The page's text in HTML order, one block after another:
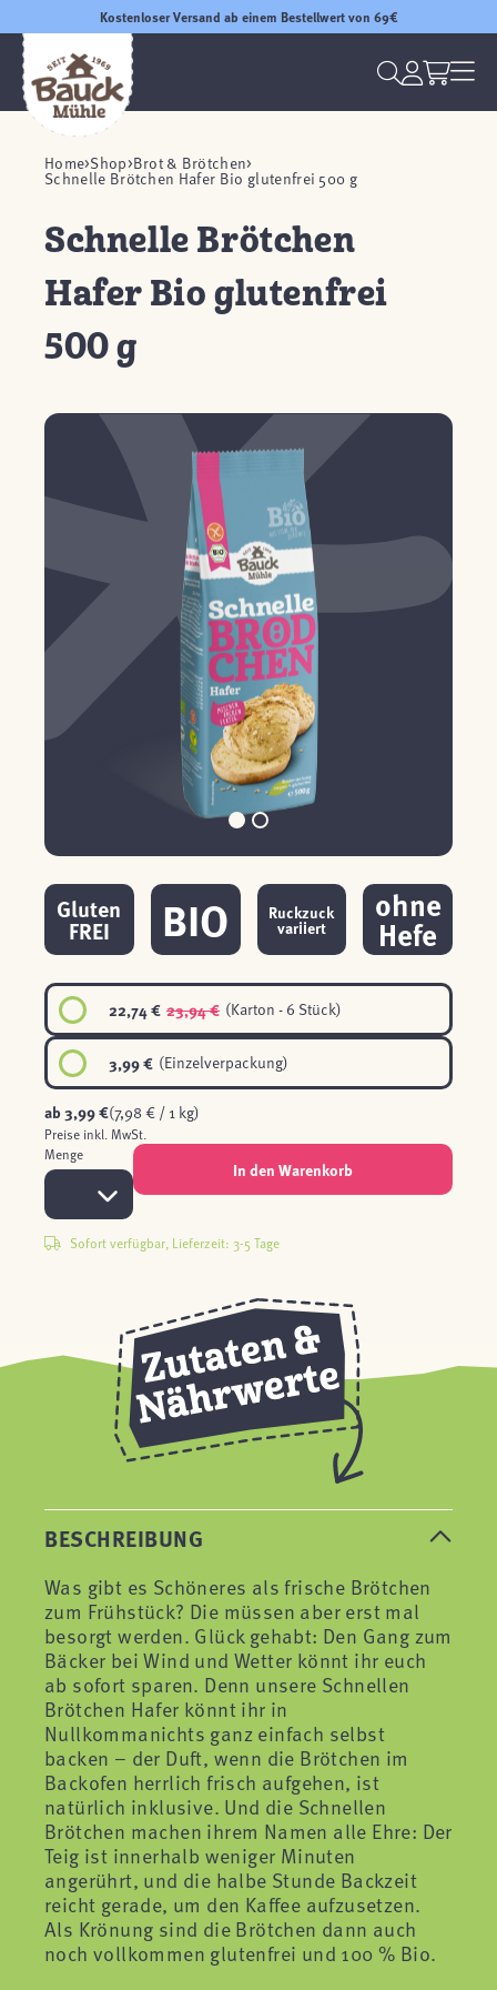
Kostenloser Versand ab einem Bestellwert von 69€
Home Shop Brot & Brötchen
Schnelle Brötchen Hafer Bio glutenfrei 500 g
Gluten
FREI BIO Ruckzuck
variiert
ohne
Hefe
Schnelle Brötchen
Hafer Bio glutenfrei
500 g
22,74 € 23,94 € (Karton - 6 Stück)
3,99 € (Einzelverpackung)
ab3,99 €(7,98 € / 1 kg)
Preise inkl. MwSt.
Menge
In den Warenkorb
Sofort verfügbar, Lieferzeit: 3-5 Tage
BESCHREIBUNG
Was gibt es Schöneres als frische Brötchen
zum Frühstück? Die müssen aber erst mal
besorgt werden. Glück gehabt: Den Gang zum
Bäcker bei Wind und Wetter könnt ihr euch
ab sofort sparen. Denn unsere Schnellen
Brötchen Hafer könnt ihr in
Nullkommanichts ganz einfach selbst
backen – der Duft, wenn die Brötchen im
Backofen herrlich frisch aufgehen, ist
natürlich inklusive. Und die Schnellen
Brötchen machen ihrem Namen alle Ehre: Der
Teig ist innerhalb weniger Minuten
angerührt, und die halbe Stunde Backzeit
reicht gerade, um den Kaffee aufzusetzen.
Als Krönung sind die Brötchen dann auch
noch vollkommen glutenfrei und 100 % Bio.